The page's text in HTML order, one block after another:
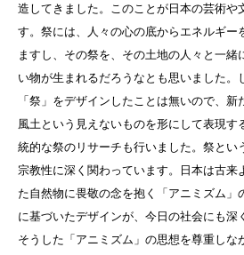
造してきました。このことが日本の芸術や
す。祭には、人々の心の底からエネルギー
ますし、その祭を、その土地の人々と一緒
い物が生まれるだろうなとも思いました。
「祭」をデザインしたことは無いので、新
風土という見えないものを形にして表現す
統的な祭のリサーチも行いました。祭とい
宗教性に深く関わっています。日本は古来
た自然物に畏敬の念を抱く「アニミズム」
に基づいたデザインが、今日の社会にも深
そうした「アニミズム」の思想を尊重しな